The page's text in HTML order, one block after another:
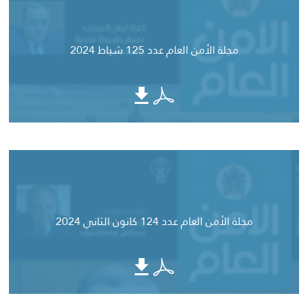
مجلة الأمن العام عدد 125 شباط 2024
مجلة الأمن العام عدد 124 كانون الثاني 2024